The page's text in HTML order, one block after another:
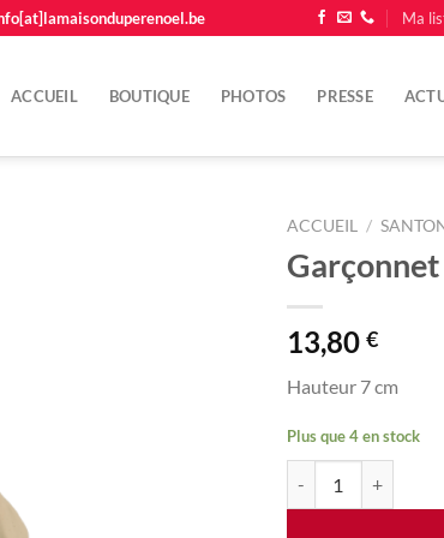
Ma
ACCUEIL BOUTIQUE PHOTOS PRESSE
ACCUEIL /
13,80 €
Hauteur 7 cm
Plus que 4 en stock